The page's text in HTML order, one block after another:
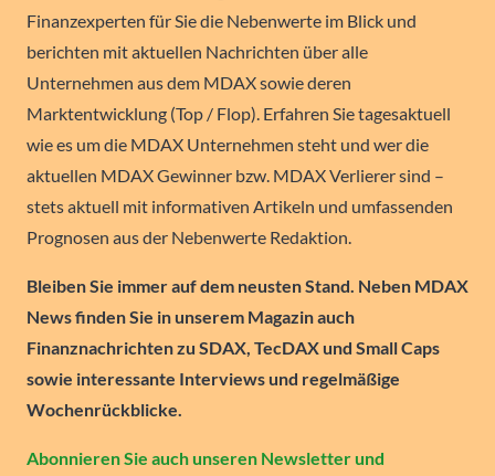
Finanzexperten für Sie die Nebenwerte im Blick und
berichten mit aktuellen Nachrichten über alle
Unternehmen aus dem MDAX sowie deren
Marktentwicklung (Top / Flop). Erfahren Sie tagesaktuell
wie es um die MDAX Unternehmen steht und wer die
aktuellen MDAX Gewinner bzw. MDAX Verlierer sind –
stets aktuell mit informativen Artikeln und umfassenden
Prognosen aus der Nebenwerte Redaktion.
Bleiben Sie immer auf dem neusten Stand. Neben MDAX
News finden Sie in unserem Magazin auch
Finanznachrichten zu SDAX, TecDAX und Small Caps
sowie interessante Interviews und regelmäßige
Wochenrückblicke.
Abonnieren Sie auch unseren Newsletter und